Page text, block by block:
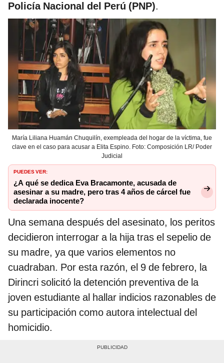
Policía Nacional del Perú (PNP).
María Liliana Huamán Chuquilín, exempleada del hogar de la víctima, fue
clave en el caso para acusar a Elita Espino. Foto: Composición LR/ Poder
Judicial
PUEDES VER:
¿A qué se dedica Eva Bracamonte, acusada de
asesinar a su madre, pero tras 4 años de cárcel fue
declarada inocente?
Una semana después del asesinato, los peritos
decidieron interrogar a la hija tras el sepelio de
su madre, ya que varios elementos no
cuadraban. Por esta razón, el 9 de febrero, la
Dirincri solicitó la detención preventiva de la
joven estudiante al hallar indicios razonables de
su participación como autora intelectual del
homicidio.